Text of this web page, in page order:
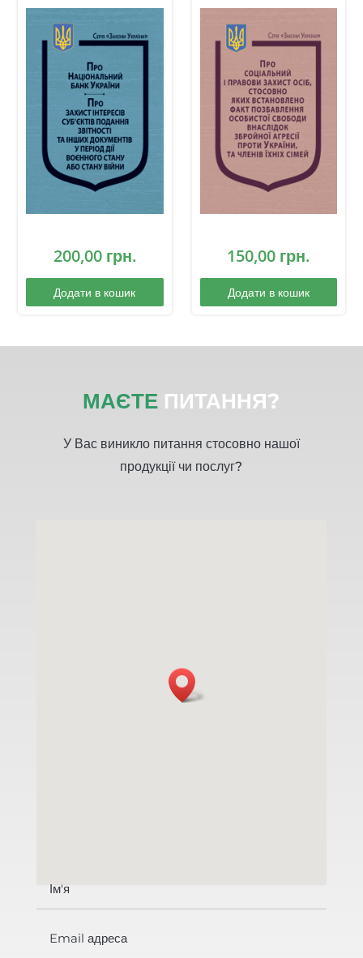
подання звітності та
інших документів у
період дії воєнного
стану або стану війни»
200,00 грн.
Додати в кошик
особистої свободи
внаслідок збройної
агресії проти України,
та членів їхніх сімей”
150,00 грн.
Додати в кошик
МАЄТЕ ПИТАННЯ?
У Вас виникло питання стосовно нашої
продукції чи послуг?